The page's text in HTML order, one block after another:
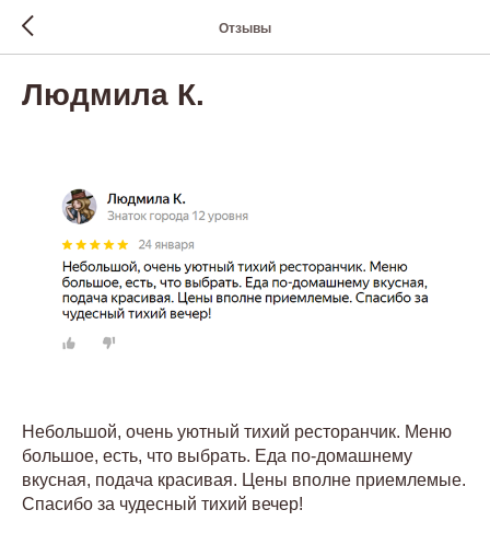
Отзывы
Людмила К.
Небольшой, очень уютный тихий ресторанчик. Меню
большое, есть, что выбрать. Еда по-домашнему
вкусная, подача красивая. Цены вполне приемлемые.
Спасибо за чудесный тихий вечер!